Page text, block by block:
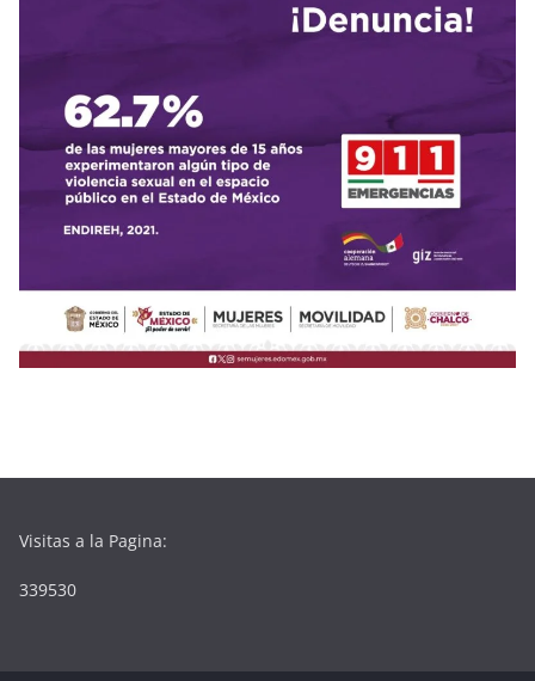
Visitas a la Pagina:
339530